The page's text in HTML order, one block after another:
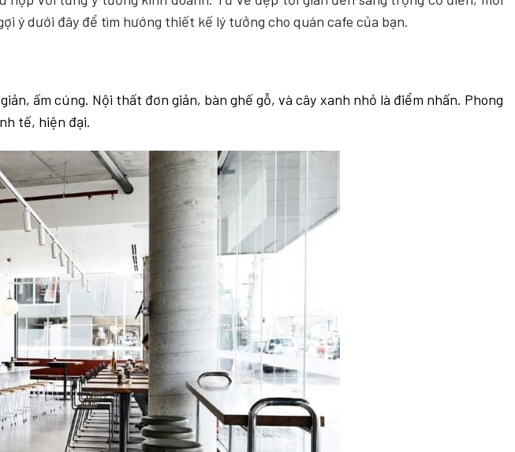
ý dưới đây để tìm hướng thiết kế lý tưởng cho quán cafe của bạn.
ấm cúng. Nội thất đơn giản, bàn ghế gỗ, và cây xanh nhỏ là điểm nhấn. Phong
tế, hiện đại.